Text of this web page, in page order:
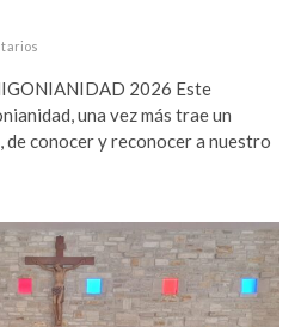
2026 Este
una vez más trae un
conocer y reconocer a nuestro